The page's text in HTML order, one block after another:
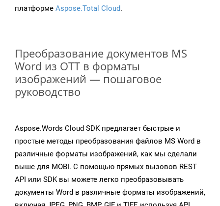
платформе Aspose.Total Cloud.
Преобразование документов MS
Word из OTT в форматы
изображений — пошаговое
руководство
Aspose.Words Cloud SDK предлагает быстрые и
простые методы преобразования файлов MS Word в
различные форматы изображений, как мы сделали
выше для MOBI. С помощью прямых вызовов REST
API или SDK вы можете легко преобразовывать
документы Word в различные форматы изображений,